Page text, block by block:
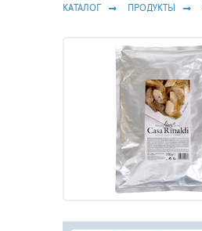
КАТАЛОГ ПРОДУКТЫ